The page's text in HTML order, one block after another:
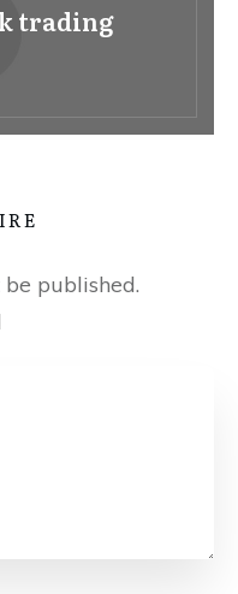
trading
published.